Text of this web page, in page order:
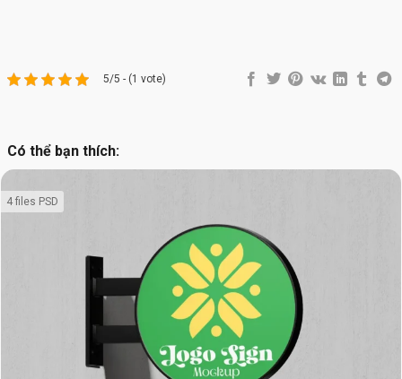
5/5 - (1 vote)
Có thể bạn thích:
4 files PSD